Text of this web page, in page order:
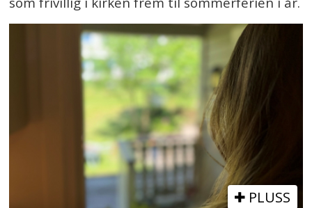
PLUSS